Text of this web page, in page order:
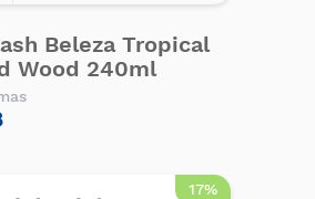
Beleza Tropical
Wood 240ml
17%